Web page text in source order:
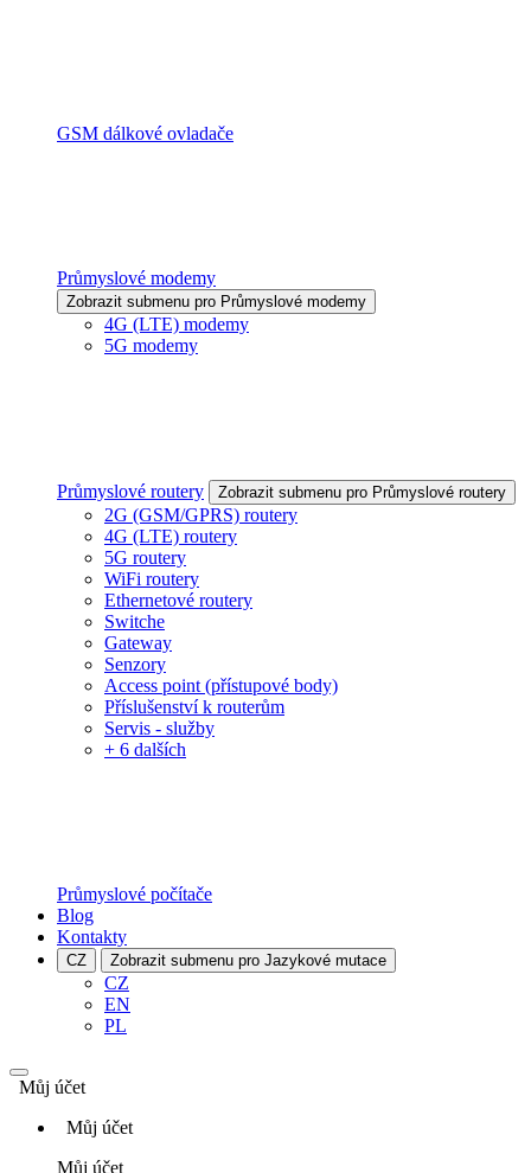
GSM dálkové ovladače
Průmyslové modemy
Zobrazit submenu pro Průmyslové modemy
4G (LTE) modemy
5G modemy
Průmyslové routery Zobrazit submenu pro Průmyslové routery
2G (GSM/GPRS) routery
4G (LTE) routery
5G routery
WiFi routery
Ethernetové routery
Switche
Gateway
Senzory
Access point (přístupové body)
Příslušenství k routerům
Servis - služby
+ 6 dalších
Průmyslové počítače
Blog
Kontakty
CZ Zobrazit submenu pro Jazykové mutace
CZ
EN
PL
Můj účet
Můj účet
Můj účet